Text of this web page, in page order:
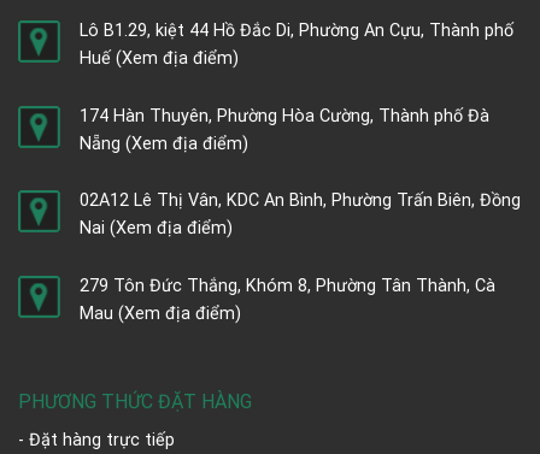
Lô B1.29, kiệt 44 Hồ Đắc Di, Phường An Cựu, Thành phố
Huế (Xem địa điểm)
174 Hàn Thuyên, Phường Hòa Cường, Thành phố Đà
Nẵng (Xem địa điểm)
02A12 Lê Thị Vân, KDC An Bình, Phường Trấn Biên, Đồng
Nai (Xem địa điểm)
279 Tôn Đức Thắng, Khóm 8, Phường Tân Thành, Cà
Mau (Xem địa điểm)
PHƯƠNG THỨC ĐẶT HÀNG
- Đặt hàng trực tiếp